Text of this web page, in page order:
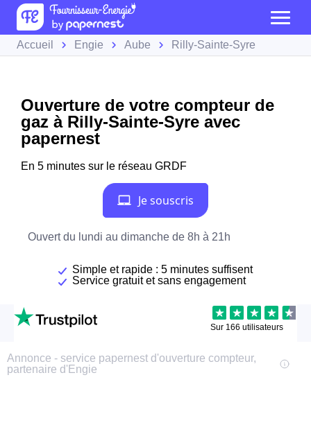
Accueil Engie Aube Rilly-Sainte-Syre